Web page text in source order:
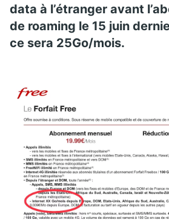
data à l’étranger avant
de roaming le 15 juin
ce sera 25Go/mois.